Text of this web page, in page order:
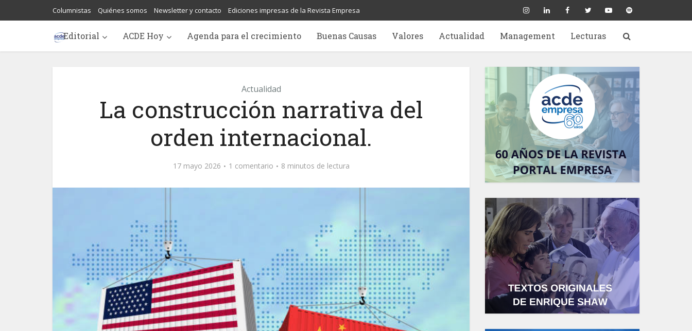
Columnistas Quiénes somos Newsletter y contacto Ediciones impresas de la Revista Empresa
Editorial ACDE Hoy Agenda para el crecimiento Buenas Causas Valores Actualidad Management Lecturas
Actualidad
La construcción narrativa del
orden internacional.
17 mayo 2026 1 comentario 8 minutos de lectura